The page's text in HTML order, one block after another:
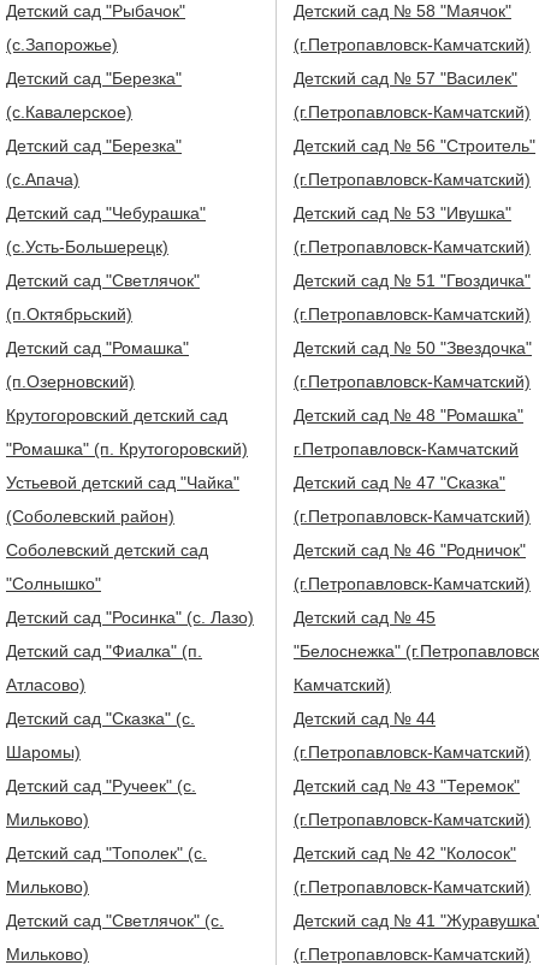
Детский сад "Рыбачок"
(с.Запорожье)
Детский сад "Березка"
(с.Кавалерское)
Детский сад "Березка"
(с.Апача)
Детский сад "Чебурашка"
(с.Усть-Большерецк)
Детский сад "Светлячок"
(п.Октябрьский)
Детский сад "Ромашка"
(п.Озерновский)
Крутогоровский детский сад
"Ромашка" (п. Крутогоровский)
Устьевой детский сад "Чайка"
(Соболевский район)
Соболевский детский сад
"Солнышко"
Детский сад "Росинка" (с. Лазо)
Детский сад "Фиалка" (п.
Атласово)
Детский сад "Сказка" (с.
Шаромы)
Детский сад "Ручеек" (с.
Мильково)
Детский сад "Тополек" (с.
Мильково)
Детский сад "Светлячок" (с.
Мильково)
Детский сад № 58 "Маячок"
(г.Петропавловск-Камчатский)
Детский сад № 57 "Василек"
(г.Петропавловск-Камчатский)
Детский сад № 56 "Строитель"
(г.Петропавловск-Камчатский)
Детский сад № 53 "Ивушка"
(г.Петропавловск-Камчатский)
Детский сад № 51 "Гвоздичка"
(г.Петропавловск-Камчатский)
Детский сад № 50 "Звездочка"
(г.Петропавловск-Камчатский)
Детский сад № 48 "Ромашка"
г.Петропавловск-Камчатский
Детский сад № 47 "Сказка"
(г.Петропавловск-Камчатский)
Детский сад № 46 "Родничок"
(г.Петропавловск-Камчатский)
Детский сад № 45
"Белоснежка"
Камчатский)
Детский сад № 44
(г.Петропавловск-Камчатский)
Детский сад № 43 "Теремок"
(г.Петропавловск-Камчатский)
Детский сад № 42 "Колосок"
(г.Петропавловск-Камчатский)
Детский сад № 41
(г.Петропавловск-Камчатский)